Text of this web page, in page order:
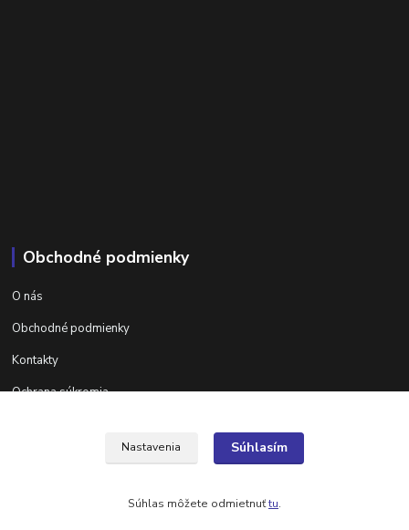
Obchodné podmienky
O nás
Obchodné podmienky
Kontakty
Ochrana súkromia
Nastavenia Súhlasím
Súhlas môžete odmietnuťtu.